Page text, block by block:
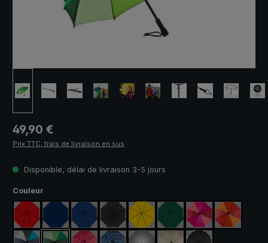
Prix régulier :
49,90 €
Prix TTC, frais de livraison en sus
Disponible, délai de livraison 3-5 jours
Sélectionnez
Couleur
rouge bleu marinebleu royalnoir jaune vert foncérose fuchsia /
orange /